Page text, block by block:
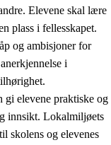
Elevene skal lære
plass i fellesskapet.
og ambisjoner for
i
gi elevene praktiske og
innsikt. Lokalmiljøets
skolens og elevenes